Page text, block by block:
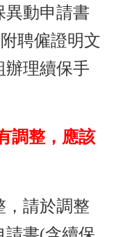
異動申請書
聘僱證明文
辦理續保手
調整，應該
，請於調整